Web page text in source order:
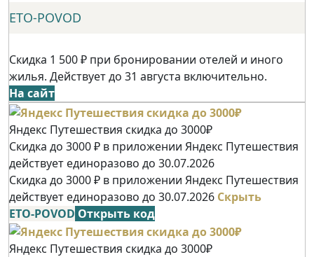
ETO-POVOD
Скидка 1 500 ₽ при бронировании отелей и иного
жилья. Действует до 31 августа включительно.
На сайт
Яндекс Путешествия скидка до 3000₽
Скидка до 3000 ₽ в приложении Яндекс Путешествия
действует единоразово до 30.07.2026
Скидка до 3000 ₽ в приложении Яндекс Путешествия
действует единоразово до 30.07.2026 Скрыть
ETO-POVOD Открыть код
Яндекс Путешествия скидка до 3000₽